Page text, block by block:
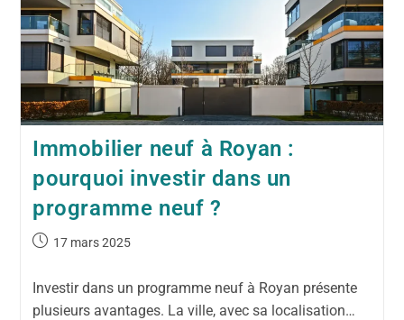
Immobilier neuf à Royan :
pourquoi investir dans un
programme neuf ?
17 mars 2025
Investir dans un programme neuf à Royan présente
plusieurs avantages. La ville, avec sa localisation…